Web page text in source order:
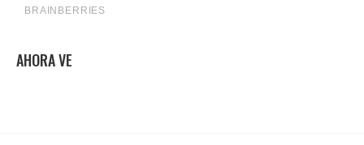
AHORA VE